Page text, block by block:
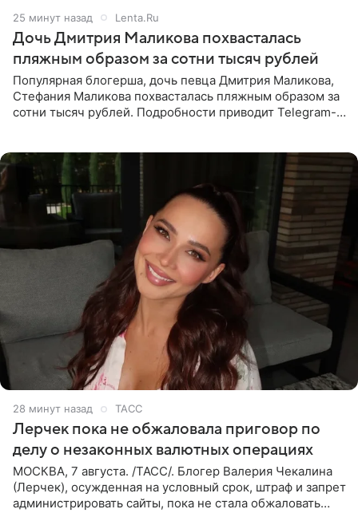
25 минут назад Lenta.Ru
Дочь Дмитрия Маликова похвасталась
пляжным образом за сотни тысяч рублей
Популярная блогерша, дочь певца Дмитрия Маликова,
Стефания Маликова похвасталась пляжным образом за
сотни тысяч рублей. Подробности приводит Telegram-
28 минут назад ТАСС
Лерчек пока не обжаловала приговор по
делу о незаконных валютных операциях
МОСКВА, 7 августа. /ТАСС/. Блогер Валерия Чекалина
(Лерчек), осужденная на условный срок, штраф и запрет
администрировать сайты, пока не стала обжаловать